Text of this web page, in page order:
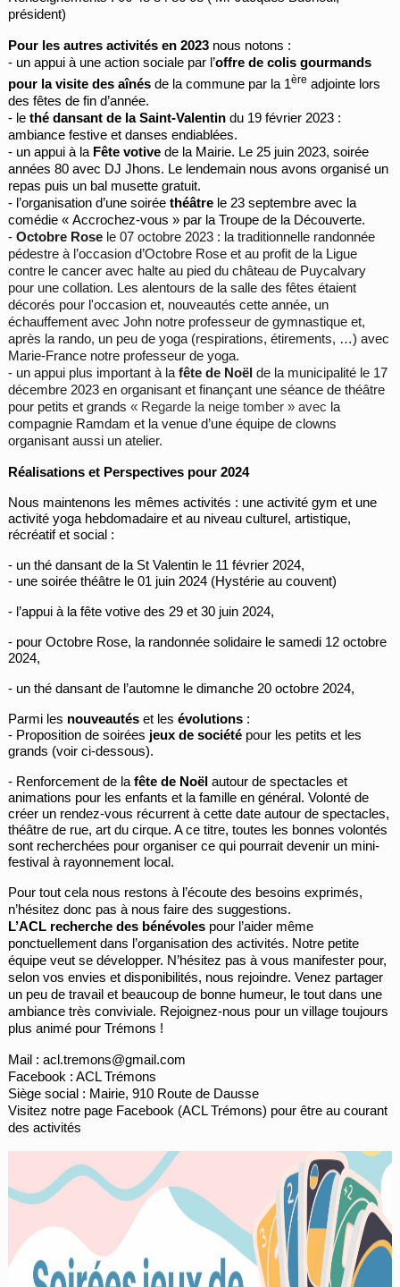
président)
Pour les autres activités en 2023 nous notons :
- un appui à une action sociale par l’offre de colis gourmands
pour la visite des aînés de la commune par la 1ère adjointe lors
des fêtes de fin d’année.
- lethé dansant de la Saint-Valentin du 19 février 2023 :
ambiance festive et danses endiablées.
- un appui à la Fête votive de la Mairie. Le 25 juin 2023, soirée
années 80 avec DJ Jhons. Le lendemain nous avons organisé un
repas puis un bal musette gratuit.
- l’organisation d’une soiréethéâtre le 23 septembre avec la
comédie « Accrochez-vous » par la Troupe de la Découverte.
-Octobre Rose le 07 octobre 2023 : la traditionnelle randonnée
pédestre à l’occasion d’Octobre Rose et au profit de la Ligue
contre le cancer avec halte au pied du château de Puycalvary
pour une collation. Les alentours de la salle des fêtes étaient
décorés pour l'occasion et, nouveautés cette année, un
échauffement avec John notre professeur de gymnastique et,
après la rando, un peu de yoga (respirations, étirements, …) avec
Marie-France notre professeur de yoga.
- un appui plus important à lafête de Noël de la municipalité le 17
décembre 2023 en organisant et finançant une séance de théâtre
pour petits et grands« Regarde la neige tomber » avec la
compagnie Ramdam et la venue d’une équipe de clowns
organisant aussi un atelier.
Réalisations et Perspectives pour 2024
Nous maintenons les mêmes activités : une activité gym et une
activité yoga hebdomadaire et au niveau culturel, artistique,
récréatif et social :
- un thé dansant de la St Valentin le 11 février 2024,
- une soirée théâtre le 01 juin 2024 (Hystérie au couvent)
- l’appui à la fête votive des 29 et 30 juin 2024,
- pour Octobre Rose, la randonnée solidaire le samedi 12 octobre
2024,
- un thé dansant de l’automne le dimanche 20 octobre 2024,
Parmi les nouveautés et lesévolutions :
- Proposition de soirées jeux de société pour les petits et les
grands (voir ci-dessous).
- Renforcement de lafête de Noël autour de spectacles et
animations pour les enfants et la famille en général. Volonté de
créer un rendez-vous récurrent à cette date autour de spectacles,
théâtre de rue, art du cirque. A ce titre, toutes les bonnes volontés
sont recherchées pour organiser ce qui pourrait devenir un mini-
festival à rayonnement local.
Pour tout cela nous restons à l’écoute des besoins exprimés,
n’hésitez donc pas à nous faire des suggestions.
L’ACL recherche des bénévoles pour l’aider même
ponctuellement dans l’organisation des activités. Notre petite
équipe veut se développer. N’hésitez pas à vous manifester pour,
selon vos envies et disponibilités, nous rejoindre. Venez partager
un peu de travail et beaucoup de bonne humeur, le tout dans une
ambiance très conviviale. Rejoignez-nous pour un village toujours
plus animé pour Trémons !
Mail : acl.tremons@gmail.com
Facebook : ACL Trémons
Siège social : Mairie, 910 Route de Dausse
Visitez notre page Facebook (ACL Trémons) pour être au courant
des activités